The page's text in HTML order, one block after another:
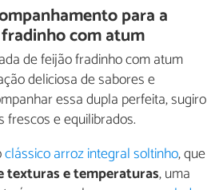
para a
com atum
de feijão fradinho com atum
deliciosa de sabores e
essa dupla perfeita, sugiro
frescos e equilibrados.
clássico arroz integral soltinho, que
texturas e temperaturas, uma